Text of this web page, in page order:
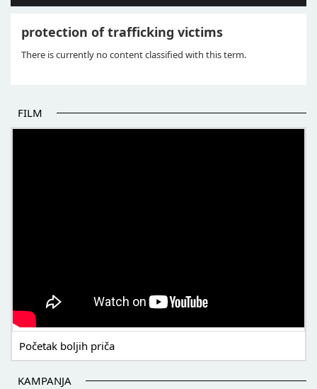
protection of trafficking victims
There is currently no content classified with this term.
FILM
Početak boljih priča
KAMPANJA